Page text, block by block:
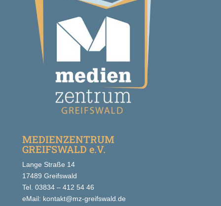
MEDIENZENTRUM
GREIFSWALD e.V.
Lange Straße 14
17489 Greifswald
Tel. 03834 – 412 54 46
eMail: kontakt@mz-greifswald.de